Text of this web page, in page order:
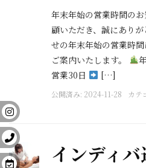
年末年始の営業時間の
顧いただき、誠にあり
せの年末年始の営業時間
ご案内いたします。
営業30日
[…]
公開済み: 2024-11-28 カテ
インディバ